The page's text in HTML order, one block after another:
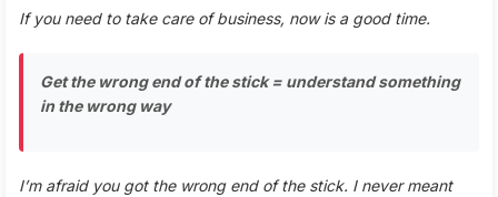
If you need to take care of business, now is a good time.
Get the wrong end of the stick = understand something
in the wrong way
I’m afraid you got the wrong end of the stick. I never meant